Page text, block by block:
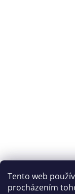
Tento web
procházením